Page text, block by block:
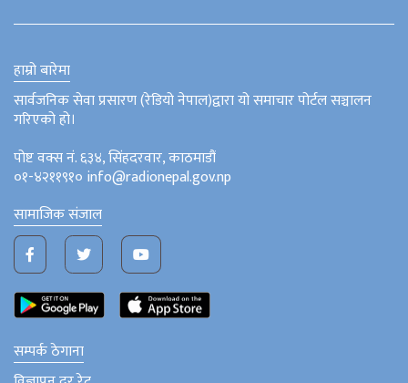
हाम्रो बारेमा
सार्वजनिक सेवा प्रसारण (रेडियो नेपाल)द्वारा यो समाचार पोर्टल सञ्चालन
गरिएको हो।
पोष्ट वक्स नं. ६३४, सिंहदरवार, काठमाडौं
०१-४२११९१० info@radionepal.gov.np
सामाजिक संजाल
सम्पर्क ठेगाना